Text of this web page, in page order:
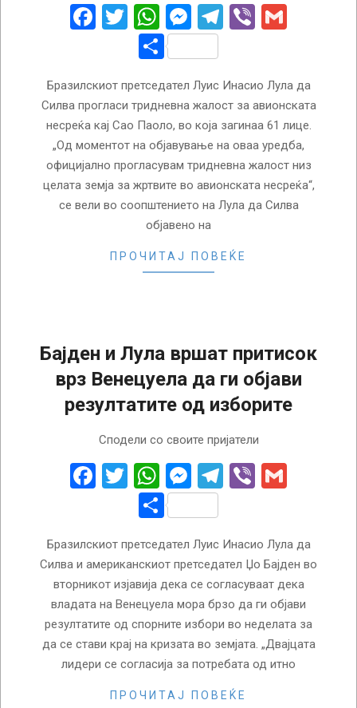
Facebook
Twitter
WhatsApp
Messenger
Telegram
Viber
Share
Бразилскиот претседател Луис Инасио Лула да
Силва прогласи тридневна жалост за авионската
несреќа кај Сао Паоло, во која загинаа 61 лице.
„Од моментот на објавување на оваа уредба,
официјално прогласувам тридневна жалост низ
целата земја за жртвите во авионската несреќа“,
се вели во соопштението на Лула да Силва
објавено на
ПРОЧИТАЈ ПОВЕЌЕ
Бајден и Лула вршат притисок
врз Венецуела да ги објави
резултатите од изборите
Сподели со своите пријатели
Facebook
Twitter
WhatsApp
Messenger
Telegram
Viber
Share
Бразилскиот претседател Луис Инасио Лула да
Силва и американскиот претседател Џо Бајден во
вторникот изјавија дека се согласуваат дека
владата на Венецуела мора брзо да ги објави
резултатите од спорните избори во неделата за
да се стави крај на кризата во земјата. „Двајцата
лидери се согласија за потребата од итно
ПРОЧИТАЈ ПОВЕЌЕ